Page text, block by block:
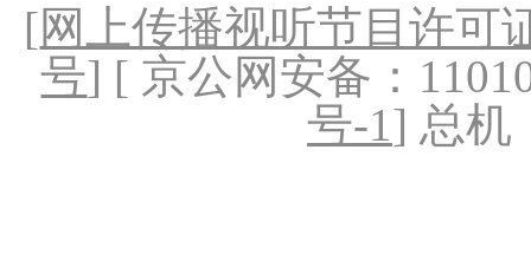
[网上传播视听节目许可
号] [ 京公网安备：
号-1] 总机